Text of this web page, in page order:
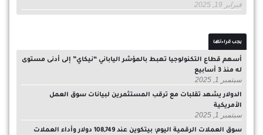
فبراير 19, 2025
يجب قراءتها
أسهم قطاع التكنولوجيا تهبط بالمؤشر الياباني “نيكاي” إلى أدنى مستوى
له منذ 3 أسابيع
سبتمبر 1, 2025
الدولار يشهد تقلبات مع ترقب المستثمرين لبيانات سوق العمل
الأمريكية
سبتمبر 1, 2025
سوق العملات الرقمية اليوم: بيتكوين عند 108,749 دولار وأداء العملات